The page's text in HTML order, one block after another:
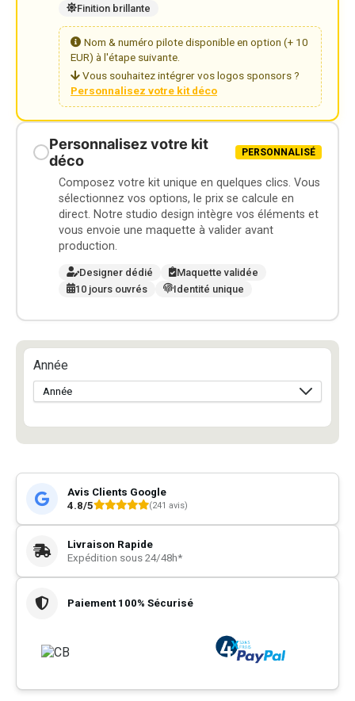
Finition brillante
Nom & numéro pilote disponible en option (+ 10
EUR) à l'étape suivante.
Vous souhaitez intégrer vos logos sponsors ?
Personnalisez votre kit déco
Personnalisez votre kit
déco
PERSONNALISÉ
Composez votre kit unique en quelques clics. Vous
sélectionnez vos options, le prix se calcule en
direct. Notre studio design intègre vos éléments et
vous envoie une maquette à valider avant
production.
Designer dédié
Maquette validée
10 jours ouvrés
Identité unique
Année
Avis Clients Google
4.8/5
(241 avis)
Livraison Rapide
Expédition sous 24/48h*
Paiement 100% Sécurisé